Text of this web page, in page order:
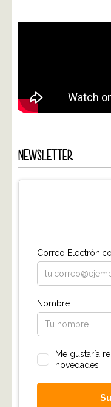
NEWSLETTER